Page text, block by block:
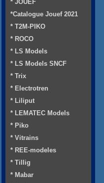
* JOUEF
*Catalogue Jouef 2021
* T2M-PIKO
* ROCO
* LS Models
* LS Models SNCF
* Trix
* Electrotren
* Liliput
* LEMATEC Models
* Piko
* Vitrains
* REE-modeles
* Tillig
* Mabar